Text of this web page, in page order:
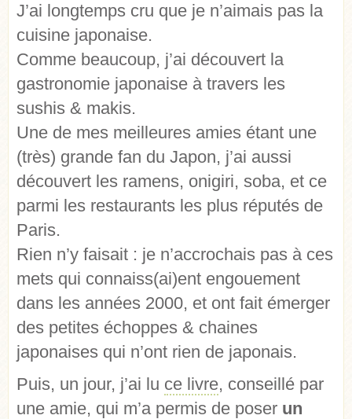
J’ai longtemps cru que je n’aimais pas la
cuisine japonaise.
Comme beaucoup, j’ai découvert la
gastronomie japonaise à travers les
sushis & makis.
Une de mes meilleures amies étant une
(très) grande fan du Japon, j’ai aussi
découvert les ramens, onigiri, soba, et ce
parmi les restaurants les plus réputés de
Paris.
Rien n’y faisait : je n’accrochais pas à ces
mets qui connaiss(ai)ent engouement
dans les années 2000, et ont fait émerger
des petites échoppes & chaines
japonaises qui n’ont rien de japonais.
Puis, un jour, j’ai lu ce livre, conseillé par
une amie, qui m’a permis de poser un